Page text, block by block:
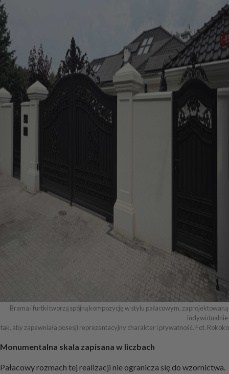
Brama i furtki tworzą spójną kompozycję w stylu pałacowym, zaprojektowaną
indywidualnie
tak, aby zapewniała posesji reprezentacyjny charakter i prywatność. Fot. Rokoko
Monumentalna skala zapisana w liczbach
Pałacowy rozmach tej realizacji nie ogranicza się do wzornictwa.